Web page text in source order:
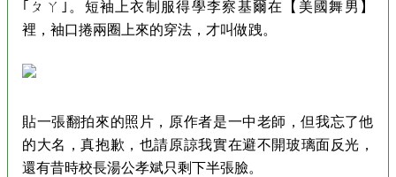
｢ㄆㄚ｣。短袖上衣制服得學李察基爾在【美國舞男】
裡，袖口捲兩圈上來的穿法，才叫做跩。
貼一張翻拍來的照片，原作者是一中老師，但我忘了他
的大名，真抱歉，也請原諒我實在避不開玻璃面反光，
還有昔時校長湯公孝斌只剩下半張臉。